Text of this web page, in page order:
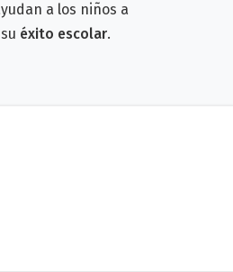
a los niños a
éxito escolar.